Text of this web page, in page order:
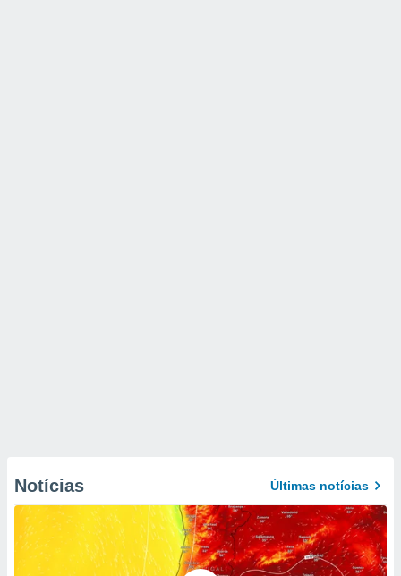
Notícias Últimas notícias